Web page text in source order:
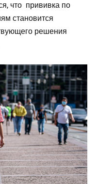
что прививка по
становится
решения